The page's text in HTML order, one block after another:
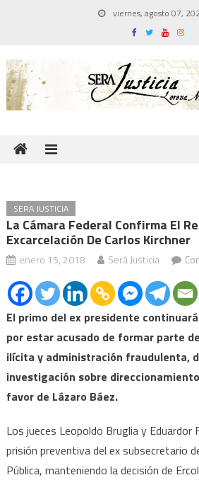
viernes, agosto 07,
SERA JUSTICIA
La Cámara Federal Confirma El
Excarcelación De Carlos Kirchner
enero 15, 2018 Será Justicia
El primo del ex presidente
por estar acusado de formar parte
ilícita y administración fraudulenta,
investigación sobre
favor de Lázaro Báez.
Los jueces Leopoldo Bruglia y Eduardor
prisión preventiva del ex subsecretario
Pública, manteniendo la decisión de